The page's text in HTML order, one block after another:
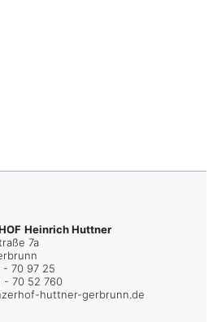
Heinrich Huttner
7a
- 70 97 25
- 70 52 760
huttner-gerbrunn.de